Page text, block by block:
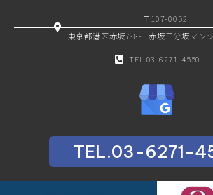
〒107-0052
東京都港区赤坂7-8-1 赤坂三分坂マン
TEL 03-6271-4550
TEL.03-6271-